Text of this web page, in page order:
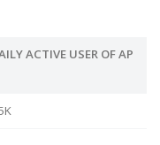
ACTIVE USER OF AP